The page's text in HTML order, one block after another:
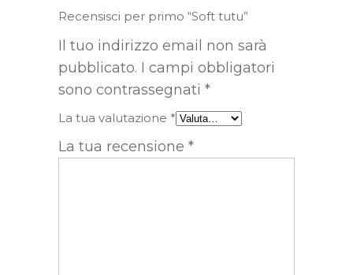
Recensisci per primo “Soft tutu”
Il tuo indirizzo email non sarà
pubblicato. I campi obbligatori
sono contrassegnati *
La tua valutazione *
La tua recensione *